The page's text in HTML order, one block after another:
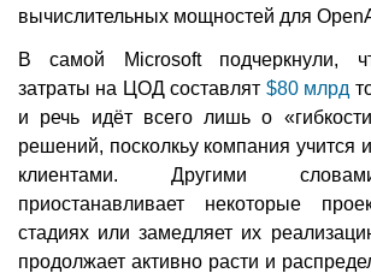
вычислительных мощностей для
В самой Microsoft подчеркнули,
затраты на ЦОД составлят $80 млрд
и речь идёт всего лишь о
решений, посколкьу компания учится
клиентами. Другими
приостанавливает некоторые
стадиях или замедляет их
продолжает активно расти и